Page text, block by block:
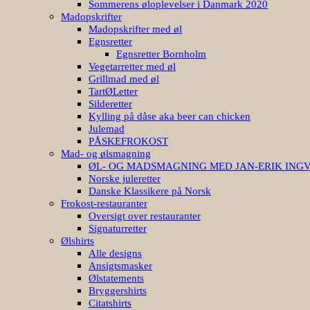
Sommerens øloplevelser i Danmark 2020
Madopskrifter
Madopskrifter med øl
Egnsretter
Egnsretter Bornholm
Vegetarretter med øl
Grillmad med øl
TartØLetter
Silderetter
Kylling på dåse aka beer can chicken
Julemad
PÅSKEFROKOST
Mad- og ølsmagning
ØL- OG MADSMAGNING MED JAN-ERIK
Norske juleretter
Danske Klassikere på Norsk
Frokost-restauranter
Oversigt over restauranter
Signaturretter
Ølshirts
Alle designs
Ansigtsmasker
Ølstatements
Bryggershirts
Citatshirts